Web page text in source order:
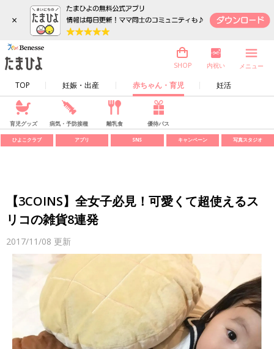
×
TOP 妊娠・出産 赤ちゃん・育児 妊活
SHOP 内祝い メニュー
育児グッズ 病気・予防接種 離乳食 優待パス
ひよこクラブ アプリ SNS キャンペーン 写真スタジオ
【3COINS】全女子必見！可愛くて超使えるス
リコの雑貨8連発
2017/11/08 更新